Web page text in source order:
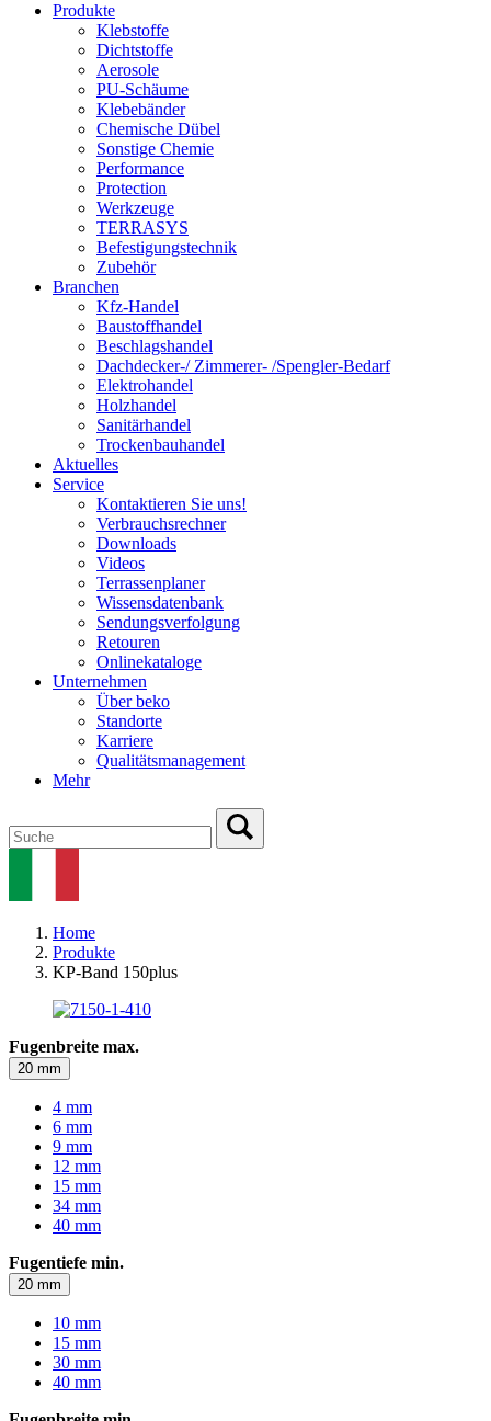
Produkte
Klebstoffe
Dichtstoffe
Aerosole
PU-Schäume
Klebebänder
Chemische Dübel
Sonstige Chemie
Performance
Protection
Werkzeuge
TERRASYS
Befestigungstechnik
Zubehör
Branchen
Kfz-Handel
Baustoffhandel
Beschlagshandel
Dachdecker-/ Zimmerer- /Spengler-Bedarf
Elektrohandel
Holzhandel
Sanitärhandel
Trockenbauhandel
Aktuelles
Service
Kontaktieren Sie uns!
Verbrauchsrechner
Downloads
Videos
Terrassenplaner
Wissensdatenbank
Sendungsverfolgung
Retouren
Onlinekataloge
Unternehmen
Über beko
Standorte
Karriere
Qualitätsmanagement
Mehr
Home
Produkte
KP-Band 150plus
Fugenbreite max.
20 mm
4 mm
6 mm
9 mm
12 mm
15 mm
34 mm
40 mm
Fugentiefe min.
20 mm
10 mm
15 mm
30 mm
40 mm